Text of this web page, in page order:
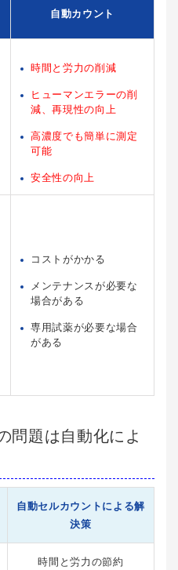
自動カウント
時間と労力の削減
ヒューマンエラーの削
減、再現性の向上
高濃度でも簡単に測定
可能
安全性の向上
コストがかかる
メンテナンスが必要な
場合がある
専用試薬が必要な場合
がある
問題は自動化によ
自動セルカウントによる解
決策
時間と労力の節約